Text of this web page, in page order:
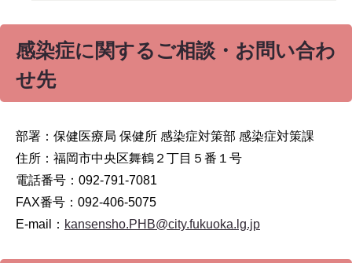
感染症に関するご相談・お問い合わ
せ先
部署：保健医療局 保健所 感染症対策部 感染症対策課
住所：福岡市中央区舞鶴２丁目５番１号
電話番号：092-791-7081
FAX番号：092-406-5075
E-mail： kansensho.PHB@city.fukuoka.lg.jp